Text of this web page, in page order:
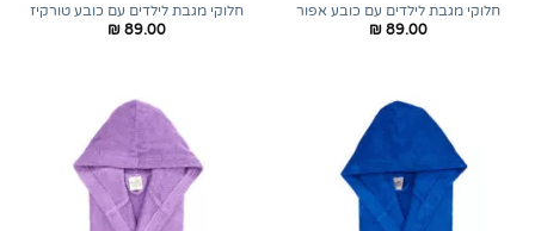
חלוקי מגבת לילדים עם כובע אפור
₪ 89.00
חלוקי מגבת לילדים עם כובע טורקיז
₪ 89.00